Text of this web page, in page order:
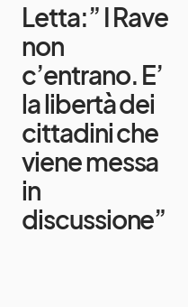
Letta:” I Rave
non
c’entrano. E’
la libertà dei
cittadini che
viene messa
in
discussione”